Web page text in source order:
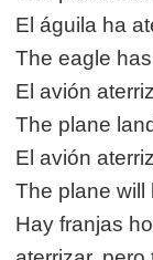
El águila ha
The eagle
El avión
The plane
El avión
The plane will
Hay franjas